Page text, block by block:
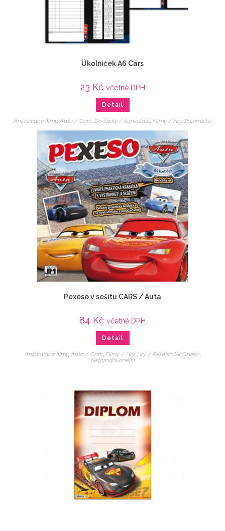
Úkolníček A6 Cars
23 Kč včetně DPH
Detail
Animované filmy, Auta / Cars, Do školy / kanceláře, Filmy / Hry, Papírnictví
Pexeso v sešitu CARS / Auta
84 Kč včetně DPH
Detail
Animované filmy, Auta / Cars Filmy / Hry, Hry / Pexesa, McQueen
Nejprodávanější